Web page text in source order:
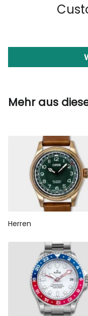
Mehr aus
Herren